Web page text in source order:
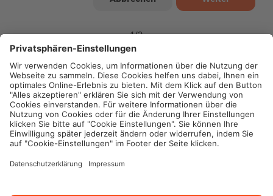
1/2
Impressum
Datenschutz
Cookie-Einstellungen